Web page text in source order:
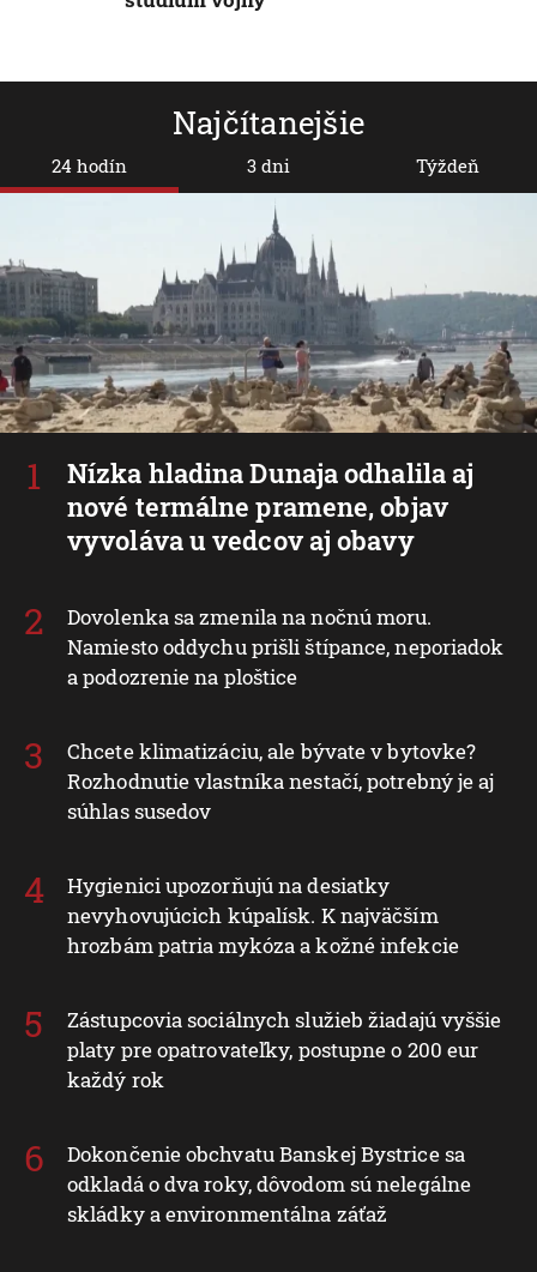
Najčítanejšie
24 hodín
Nízka hladina Dunaja odhalila aj
nové termálne pramene, objav
vyvoláva u vedcov aj obavy
Dovolenka sa zmenila na nočnú moru.
Namiesto oddychu prišli štípance, neporiadok
a podozrenie na ploštice
Chcete klimatizáciu, ale bývate v bytovke?
Rozhodnutie vlastníka nestačí, potrebný je aj
súhlas susedov
Hygienici upozorňujú na desiatky
nevyhovujúcich kúpalísk. K najväčším
hrozbám patria mykóza a kožné infekcie
Zástupcovia sociálnych služieb žiadajú vyššie
platy pre opatrovateľky, postupne o 200 eur
každý rok
Dokončenie obchvatu Banskej Bystrice sa
odkladá o dva roky, dôvodom sú nelegálne
skládky a environmentálna záťaž
3 dni Týždeň